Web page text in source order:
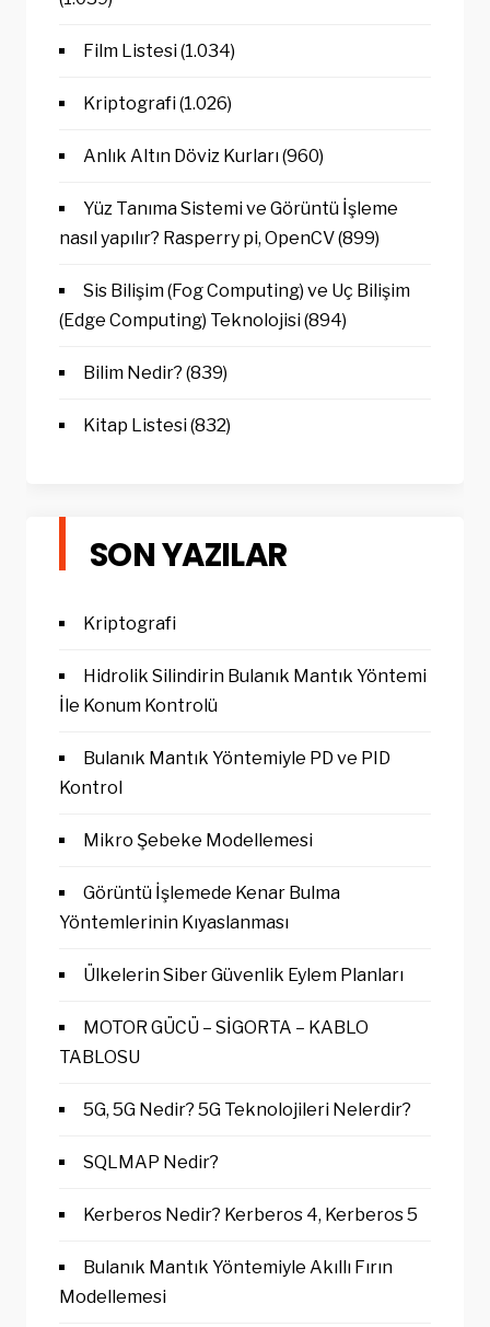
Film Listesi(1.034)
Kriptografi(1.026)
Anlık Altın Döviz Kurları(960)
Yüz Tanıma Sistemi ve Görüntü İşleme
nasıl yapılır? Rasperry pi, OpenCV(899)
Sis Bilişim (Fog Computing) ve Uç Bilişim
(Edge Computing) Teknolojisi(894)
Bilim Nedir? (839)
Kitap Listesi(832)
SON YAZILAR
Kriptografi
Hidrolik Silindirin Bulanık Mantık Yöntemi
İle Konum Kontrolü
Bulanık Mantık Yöntemiyle PD ve PID
Kontrol
Mikro Şebeke Modellemesi
Görüntü İşlemede Kenar Bulma
Yöntemlerinin Kıyaslanması
Ülkelerin Siber Güvenlik Eylem Planları
MOTOR GÜCÜ – SİGORTA – KABLO
TABLOSU
5G, 5G Nedir? 5G Teknolojileri Nelerdir?
SQLMAP Nedir?
Kerberos Nedir? Kerberos 4, Kerberos 5
Bulanık Mantık Yöntemiyle Akıllı Fırın
Modellemesi